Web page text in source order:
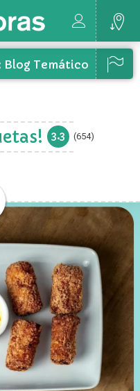
Blog Temático
3.3 (654)